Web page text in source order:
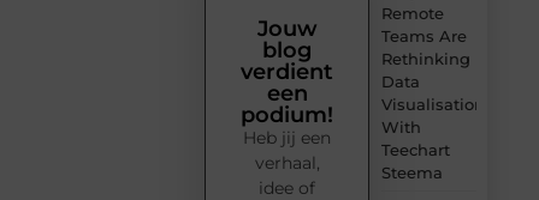
Remote
Teams Are
Rethinking
Data
Visualisation
With
Teechart
Steema
Jouw
blog
verdient
een
podium!
Heb jij een
verhaal,
idee of